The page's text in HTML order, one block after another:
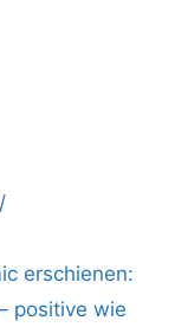
erschienen:
positive wie